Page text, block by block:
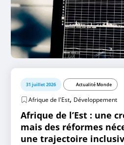
31 juillet 2026 Actualité Monde
Afrique de l'Est, Développement
Afrique de l’Est : une
mais des réformes
une trajectoire